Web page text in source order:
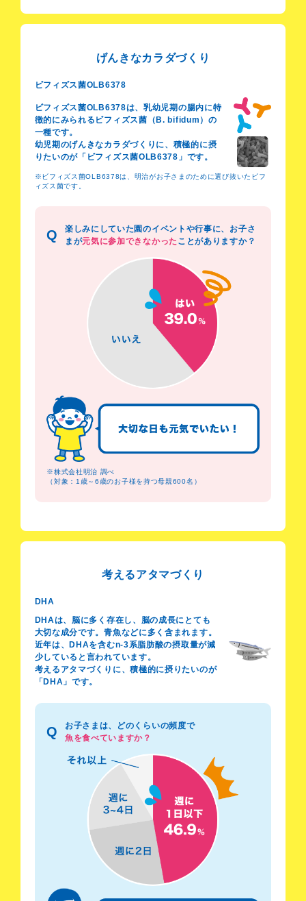
げんきなカラダづくり
ビフィズス菌OLB6378
ビフィズス菌OLB6378は、乳幼児期の腸内に特
徴的にみられるビフィズス菌（B. bifidum）の
一種です。
幼児期のげんきなカラダづくりに、積極的に摂
りたいのが「ビフィズス菌OLB6378」です。
※ビフィズス菌OLB6378は、明治がお子さまのために選び抜いたビフ
ィズス菌です。
Q
楽しみにしていた園のイベントや行事に、お子さ
まが元気に参加できなかった ことがありますか？
※株式会社明治 調べ
（対象：1歳～6歳のお子様を持つ母親600名）
考えるアタマづくり
DHA
DHAは、脳に多く存在し、脳の成長にとても
大切な成分です。青魚などに多く含まれます。
近年は、DHAを含むn-3系脂肪酸の摂取量が減
少していると言われています。
考えるアタマづくりに、積極的に摂りたいのが
「DHA」です。
Q
お子さまは、どのくらいの頻度で
魚を食べていますか？